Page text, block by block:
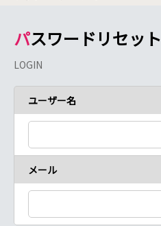
パスワードリセット
LOGIN
ユーザー名
メール